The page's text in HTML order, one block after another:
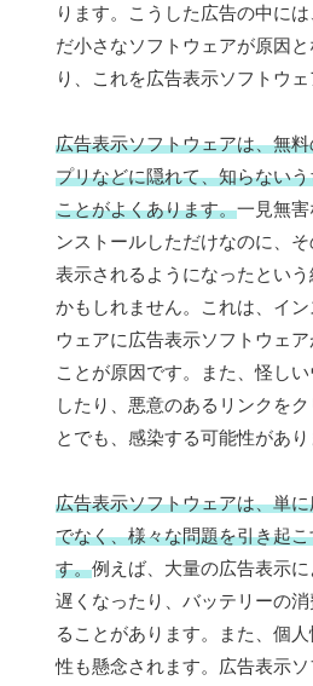
ります。こうした広告の中に
だ小さなソフトウェアが原因
り、これを広告表示ソフトウェ
広告表示ソフトウェアは、無
プリなどに隠れて、知らない
ことがよくあります。一見無
ンストールしただけなのに、
表示されるようになったとい
かもしれません。これは、イ
ウェアに広告表示ソフトウェ
ことが原因です。また、怪し
したり、悪意のあるリンクを
とでも、感染する可能性があり
広告表示ソフトウェアは、単
でなく、様々な問題を引き起
す。例えば、大量の広告表示
遅くなったり、バッテリーの
ることがあります。また、個
性も懸念されます。広告表示